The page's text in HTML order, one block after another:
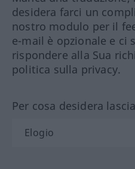
desidera farci un
nostro modulo per il
e-mail è opzionale e ci
rispondere alla Sua
politica sulla privacy.
Per cosa desidera